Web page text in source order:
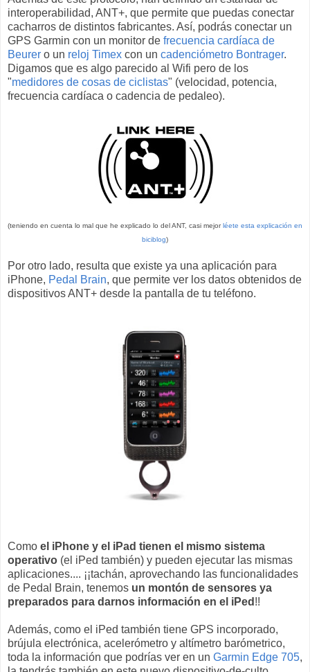
interoperabilidad, ANT+, que permite que puedas conectar
cacharros de distintos fabricantes. Así, podrás conectar un
GPS Garmin con un monitor de frecuencia cardíaca de
Beurer o un reloj Timex con un cadenciómetro Bontrager.
Digamos que es algo parecido al Wifi pero de los
"medidores de cosas de ciclistas" (velocidad, potencia,
frecuencia cardíaca o cadencia de pedaleo).
(teniendo en cuenta lo mal que he explicado lo del ANT, casi mejorléete esta explicación en
biciblog)
Por otro lado, resulta que existe ya una aplicación para
iPhone, Pedal Brain, que permite ver los datos obtenidos de
dispositivos ANT+ desde la pantalla de tu teléfono.
Como el iPhone y el iPad tienen el mismo sistema
operativo (el iPed también) y pueden ejecutar las mismas
aplicaciones.... ¡¡tachán, aprovechando las funcionalidades
de Pedal Brain, tenemos un montón de sensores ya
preparados para darnos información en el iPed !!
Además, como el iPed también tiene GPS incorporado,
brújula electrónica, acelerómetro y altímetro barómetrico,
toda la información que podrías ver en un Garmin Edge 705,